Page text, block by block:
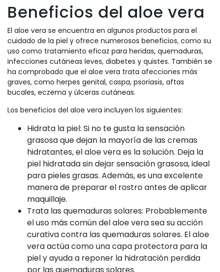
Beneficios del aloe vera
El aloe vera se encuentra en algunos productos para el
cuidado de la piel y ofrece numerosos beneficios, como su
uso como tratamiento eficaz para heridas, quemaduras,
infecciones cutáneas leves, diabetes y quistes. También se
ha comprobado que el aloe vera trata afecciones más
graves, como herpes genital, caspa, psoriasis, aftas
bucales, eczema y úlceras cutáneas.
Los beneficios del aloe vera incluyen los siguientes:
Hidrata la piel: Si no te gusta la sensación
grasosa que dejan la mayoría de las cremas
hidratantes, el aloe vera es la solución. Deja la
piel hidratada sin dejar sensación grasosa, ideal
para pieles grasas. Además, es una excelente
manera de preparar el rostro antes de aplicar
maquillaje.
Trata las quemaduras solares: Probablemente
el uso más común del aloe vera sea su acción
curativa contra las quemaduras solares. El aloe
vera actúa como una capa protectora para la
piel y ayuda a reponer la hidratación perdida
por las quemaduras solares.